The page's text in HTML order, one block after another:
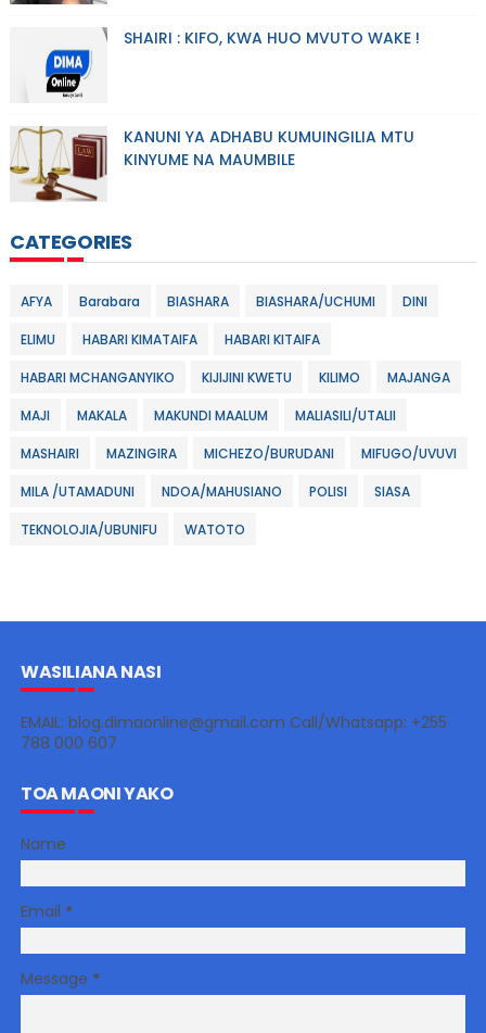
SHAIRI : KIFO, KWA HUO MVUTO WAKE !
KANUNI YA ADHABU KUMUINGILIA MTU
KINYUME NA MAUMBILE
CATEGORIES
AFYA Barabara BIASHARA BIASHARA/UCHUMI DINI
ELIMU HABARI KIMATAIFA HABARI KITAIFA
HABARI MCHANGANYIKO KIJIJINI KWETU KILIMO MAJANGA
MAJI MAKALA MAKUNDI MAALUM MALIASILI/UTALII
MASHAIRI MAZINGIRA MICHEZO/BURUDANI MIFUGO/UVUVI
MILA /UTAMADUNI NDOA/MAHUSIANO POLISI SIASA
TEKNOLOJIA/UBUNIFU WATOTO
WASILIANA NASI
EMAIL: blog.dimaonline@gmail.com Call/Whatsapp: +255
788 000 607
TOA MAONI YAKO
Name
Email *
Message *